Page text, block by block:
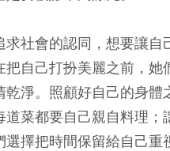
求社會的認同，想要讓自
把自己打扮美麗之前，她
乾淨。照顧好自己的身體
道菜都要自己親自料理；
選擇把時間保留給自己重